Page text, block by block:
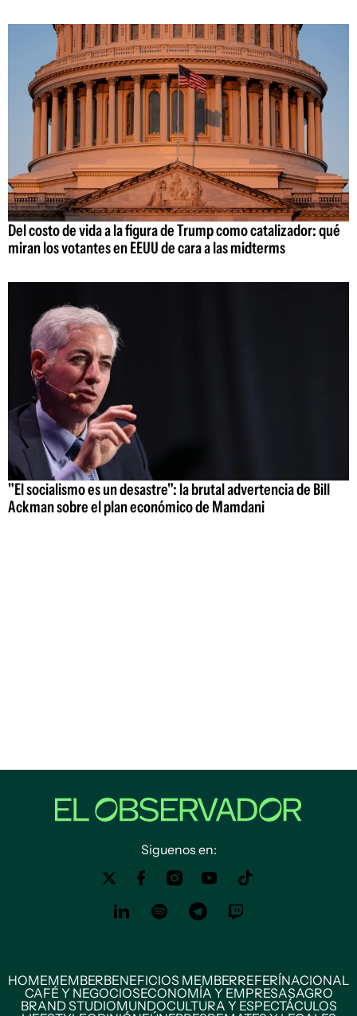
Del costo de vida a la figura de Trump como catalizador: qué
miran los votantes en EEUU de cara a las midterms
"El socialismo es un desastre": la brutal advertencia de Bill
Ackman sobre el plan económico de Mamdani
Siguenos en:
HOMEMEMBERBENEFICIOS MEMBERREFERÍNACIONAL
CAFÉ Y NEGOCIOSECONOMÍA Y EMPRESASAGRO
BRAND STUDIOMUNDOCULTURA Y ESPECTÁCULOS